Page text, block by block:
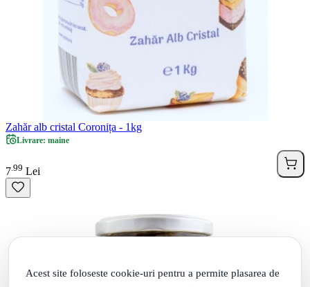
Acest site foloseste cookie-uri pentru a permite plasarea de
Zahăr alb cristal Coronița - 1kg
Livrare: maine
7 99 Lei